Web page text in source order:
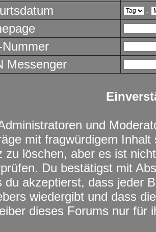
.
Nummer
Messenger
und
mit fragwürdigem
zu löschen, aber es ist
Du bestätigst mit
du akzeptierst, dass jeder
wiedergibt und dass
dieses Forums nur für